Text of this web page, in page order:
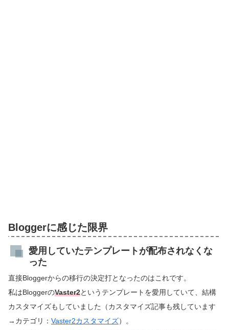
Bloggerに感じた限界
愛用していたテンプレートが配布されなくな
った
直接Bloggerからの移行の決定打となったのはこれです。
私はBloggerのVaster2というテンプレートを愛用していて、結構
カスタマイズもしていました（カスタマイズ記事も残しています
→カテゴリ： Vaster2カスタマイズ）。